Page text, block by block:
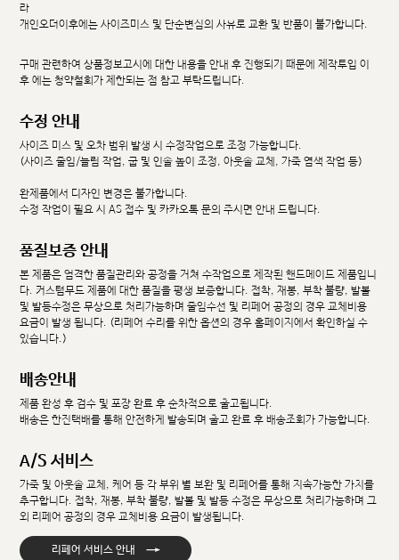
라
개인오더이후에는 사이즈미스 및 단순변심의 사유로 교환 및 반품이 불가합니다.
구매 관련하여 상품정보고시에 대한 내용을 안내 후 진행되기 때문에 제작투입 이
후 에는 청약철회가 제한되는 점 참고 부탁드립니다.
수정 안내
사이즈 미스 및 오차 범위 발생 시 수정작업으로 조정 가능합니다.
(사이즈 줄임/늘림 작업, 굽 및 인솔 높이 조정, 아웃솔 교체, 가죽 염색 작업 등)
완제품에서 디자인 변경은 불가합니다.
수정 작업이 필요 시 AS 접수 및 카카오톡 문의 주시면 안내 드립니다.
품질보증 안내
본 제품은 엄격한 품질관리와 공정을 거쳐 수작업으로 제작된 핸드메이드 제품입니
다. 커스텀무드 제품에 대한 품질을 평생 보증합니다. 접착, 재봉, 부착 불량, 발볼
및 발등수정은 무상으로 처리가능하며 줄임수선 및 리페어 공정의 경우 교체비용
요금이 발생 됩니다. (리페어 수리를 위한 옵션의 경우 홈페이지에서 확인하실 수
있습니다.)
배송안내
제품 완성 후 검수 및 포장 완료 후 순차적으로 출고됩니다.
배송은 한진택배를 통해 안전하게 발송되며 출고 완료 후 배송조회가 가능합니다.
A/S 서비스
가죽 및 아웃솔 교체, 케어 등 각 부위 별 보완 및 리페어를 통해 지속가능한 가치를
추구합니다. 접착, 재봉, 부착 불량, 발볼 및 발등 수정은 무상으로 처리가능하며 그
외 리페어 공정의 경우 교체비용 요금이 발생됩니다.
리페어 서비스 안내 →